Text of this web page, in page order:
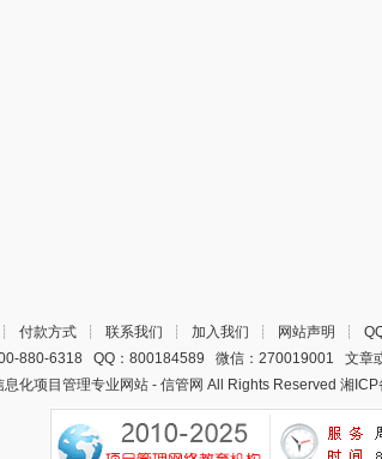
┊ 付款方式 ┊ 联系我们 ┊ 加入我们 ┊ 网站声明 ┊
880-6318 QQ：800184589 微信：270019001 文章
化项目管理专业网站 - 信管网 All Rights Reserved 湘